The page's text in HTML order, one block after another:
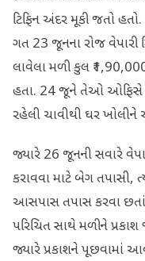
ટિફિન અંદર મૂકી જતો
ગત 23 જૂનના રોજ વેપારી
લાવેલા મળી કુલ
હતા. 24 જૂને તેઓ ઓફિસે
રહેલી ચાવીથી ઘર ખોલીને
જ્યારે 26 જૂનની સવારે
કરાવવા માટે બેગ તપાસી,
આસપાસ તપાસ કરવા
પરિચિત સાથે મળીને
જ્યારે પ્રકાશને પૂછવામાં